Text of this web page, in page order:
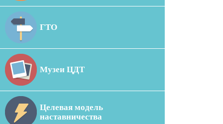
ГТО
Музеи ЦДТ
Целевая модель
наставничества